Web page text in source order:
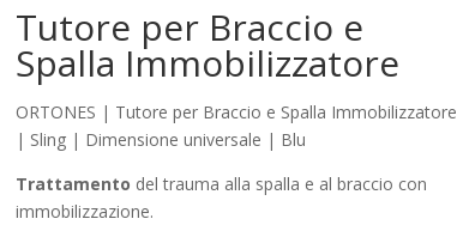
Tutore per Braccio e
Spalla Immobilizzatore
ORTONES | Tutore per Braccio e Spalla Immobilizzatore
| Sling | Dimensione universale | Blu
Trattamento del trauma alla spalla e al braccio con
immobilizzazione.